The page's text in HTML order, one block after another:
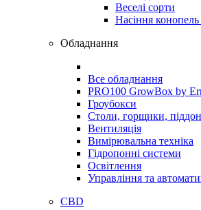
Веселі сорти
Насіння
Обладнання
Все обладнання
PRO100 GrowBox by
Гроубокси
Столи, горщики,
Вентиляція
Вимірювальна техніка
Гідропонні системи
Освітлення
Управління та
CBD